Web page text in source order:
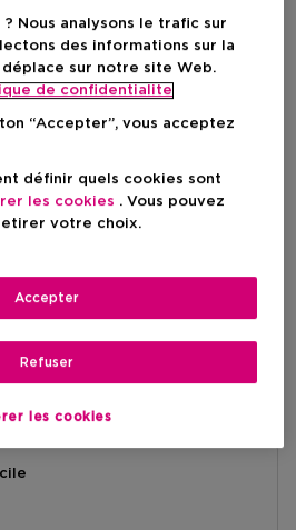
format
En stock
57,10 €
AU PANIER
Nous analysons le trafic sur
des informations sur la
sur notre site Web.
de confidentialite
“Accepter”, vous acceptez
définir quels cookies sont
les cookies . Vous pouvez
votre choix.
les cookies
Refuser
Accepter